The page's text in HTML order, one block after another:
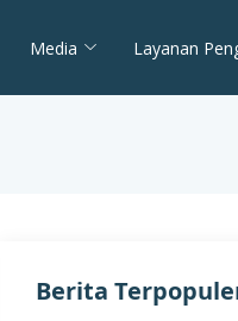
Media Layanan
Berita